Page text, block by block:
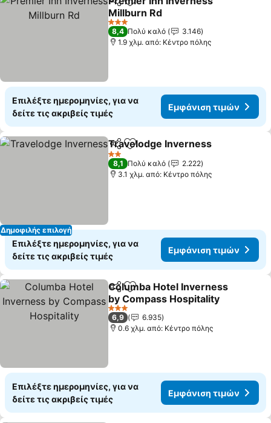
Κοινοποίηση
Προσθήκη στα αγαπημένα
Millburn Rd
3 Αστέρια
8,4 Πολύ καλό
3.146
1.9 χλμ. από: Κέντρο πόλης
Επιλέξτε ημερομηνίες, για να
δείτε τις ακριβείς τιμές
Εμφάνιση τιμών
Δημοφιλής επιλογή
Κοινοποίηση
Προσθήκη στα αγαπημένα
Travelodge Inverness
2 Αστέρια
8,1 Πολύ καλό
2.222
3.1 χλμ. από: Κέντρο πόλης
Επιλέξτε ημερομηνίες, για να
δείτε τις ακριβείς τιμές
Εμφάνιση τιμών
Κοινοποίηση
Προσθήκη στα αγαπημένα
Columba Hotel Inverness
by Compass Hospitality
3 Αστέρια
6,9
6.935
0.6 χλμ. από: Κέντρο πόλης
Επιλέξτε ημερομηνίες, για να
δείτε τις ακριβείς τιμές
Εμφάνιση τιμών